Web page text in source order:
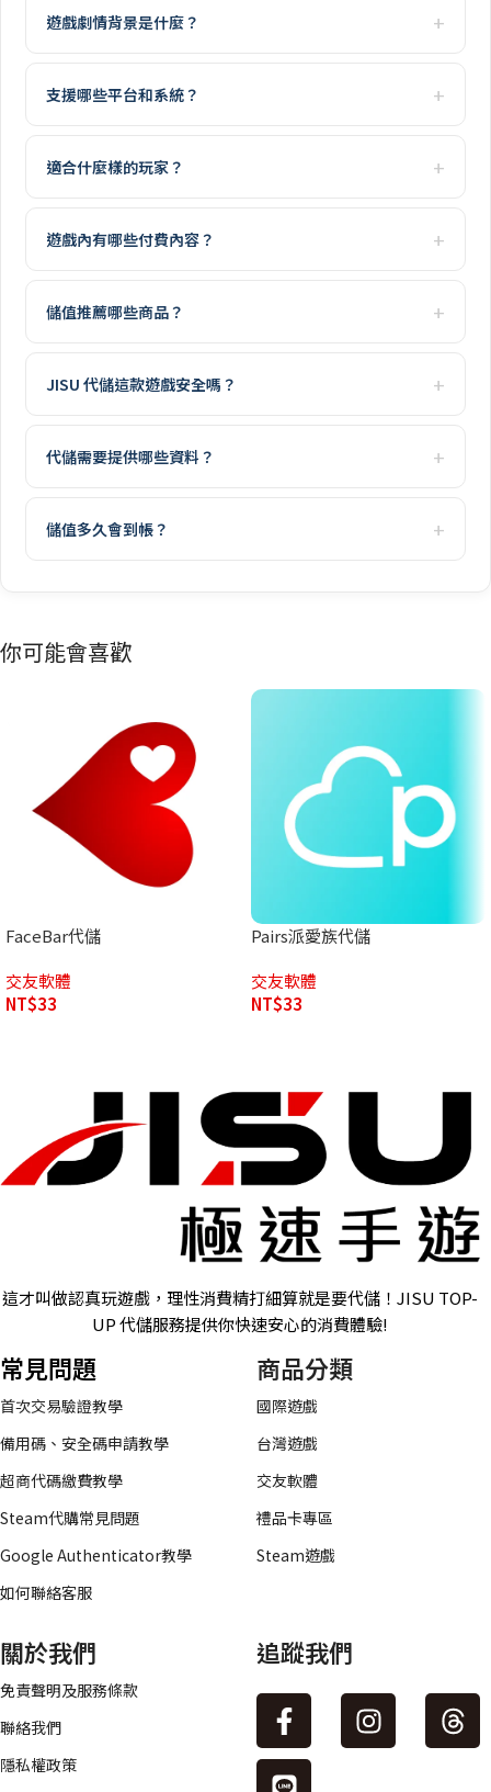
遊戲劇情背景是什麼？
支援哪些平台和系統？
適合什麼樣的玩家？
遊戲內有哪些付費內容？
儲值推薦哪些商品？
JISU 代儲這款遊戲安全嗎？
代儲需要提供哪些資料？
儲值多久會到帳？
你可能會喜歡
FaceBar代儲
交友軟體
NT$33
Pairs派愛族代儲
交友軟體
NT$33
這才叫做認真玩遊戲，理性消費精打細算就是要代儲！JISU TOP-
UP 代儲服務提供你快速安心的消費體驗!
常見問題
首次交易驗證教學
備用碼、安全碼申請教學
超商代碼繳費教學
Steam代購常見問題
Google Authenticator教學
如何聯絡客服
商品分類
國際遊戲
台灣遊戲
交友軟體
禮品卡專區
Steam遊戲
關於我們
免責聲明及服務條款
聯絡我們
隱私權政策
追蹤我們